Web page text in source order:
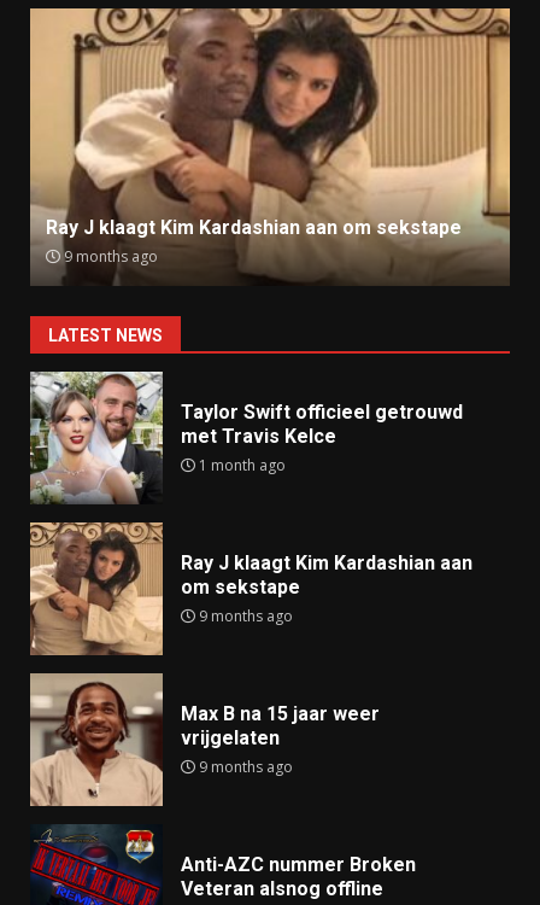
Ray J klaagt Kim Kardashian aan om sekstape
9 months ago
LATEST NEWS
Taylor Swift officieel getrouwd
met Travis Kelce
1 month ago
Ray J klaagt Kim Kardashian aan
om sekstape
9 months ago
Max B na 15 jaar weer
vrijgelaten
9 months ago
Anti-AZC nummer Broken
Veteran alsnog offline